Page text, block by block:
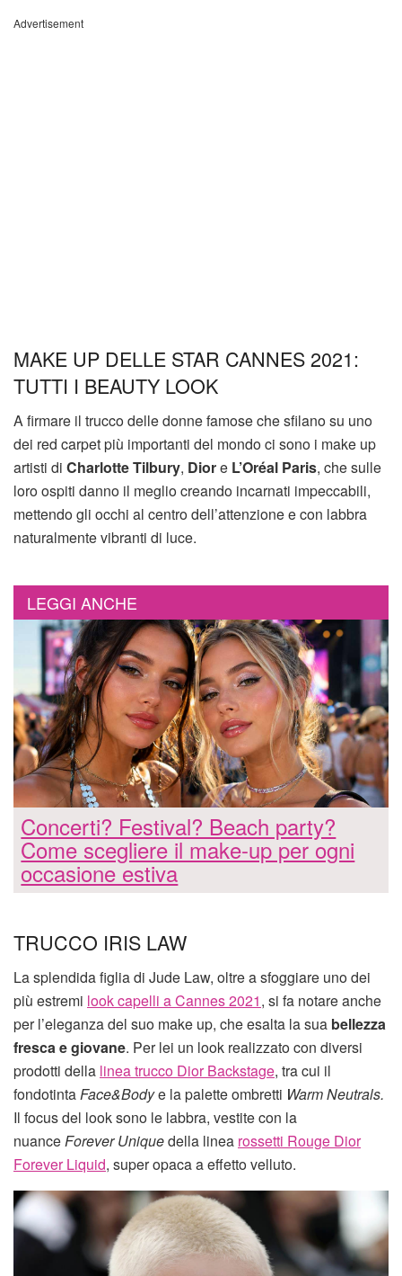
Advertisement
MAKE UP DELLE STAR CANNES 2021:
TUTTI I BEAUTY LOOK
A firmare il trucco delle donne famose che sfilano su uno
dei red carpet più importanti del mondo ci sono i make up
artisti di Charlotte Tilbury, Diore L’Oréal Paris, che sulle
loro ospiti danno il meglio creando incarnati impeccabili,
mettendo gli occhi al centro dell’attenzione e con labbra
naturalmente vibranti di luce.
LEGGI ANCHE
Concerti? Festival? Beach party?
Come scegliere il make-up per ogni
occasione estiva
TRUCCO IRIS LAW
La splendida figlia di Jude Law, oltre a sfoggiare uno dei
più estremi look capelli a Cannes 2021, si fa notare anche
per l’eleganza del suo make up, che esalta la sua bellezza
fresca e giovane. Per lei un look realizzato con diversi
prodotti della linea trucco Dior Backstage, tra cui il
fondotinta Face&Bodye la palette ombretti Warm Neutrals.
Il focus del look sono le labbra, vestite con la
nuance Forever Uniquedella linea rossetti Rouge Dior
Forever Liquid, super opaca a effetto velluto.